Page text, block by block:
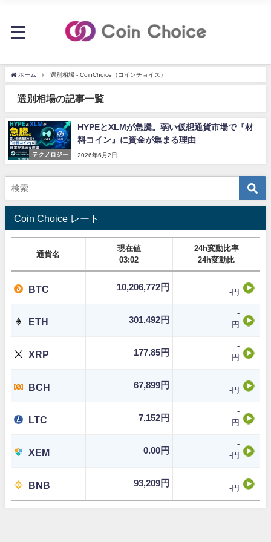
ホーム 選別相場 - CoinChoice（コインチョイス）
選別相場の記事一覧
テクノロジー
HYPEとXLMが急騰。弱い仮想通貨市場で『材
料コイン』に資金が集まる理由
2026年6月2日
Coin Choice レート
通貨名
現在値
03:02
24h変動比率
24h変動比
BTC 10,206,772円
-
-円
ETH 301,492円
-
-円
XRP 177.85円
-
-円
BCH 67,899円
-
-円
LTC 7,152円
-
-円
XEM 0.00円
-
-円
BNB 93,209円
-
-円